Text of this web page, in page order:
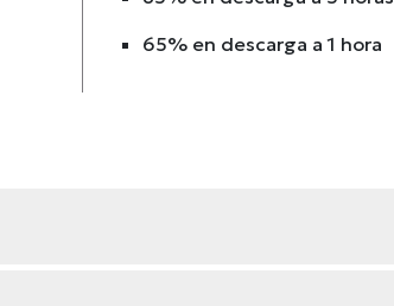
65% en descarga a 1 hora